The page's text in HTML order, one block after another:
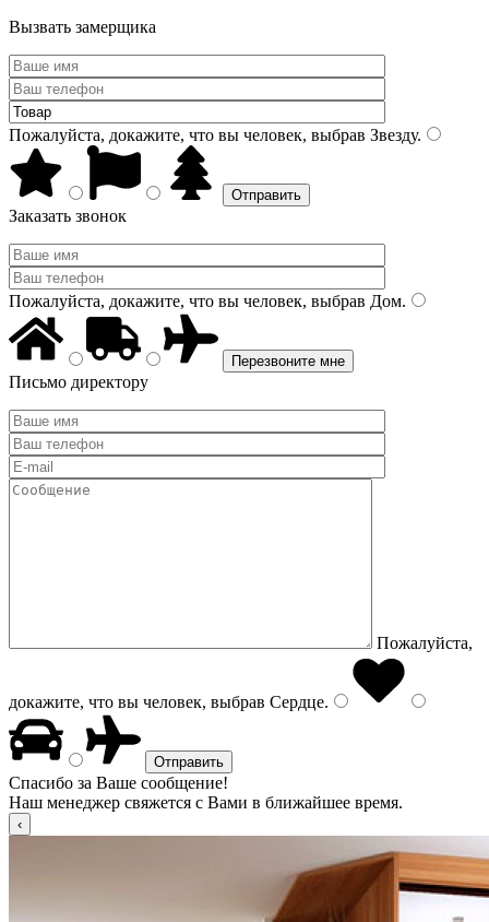
Вызвать замерщика
Пожалуйста, докажите, что вы человек, выбрав Звезду.
Заказать звонок
Пожалуйста, докажите, что вы человек, выбрав Дом.
Письмо директору
Пожалуйста,
докажите, что вы человек, выбрав Сердце.
Спасибо за Ваше сообщение!
Наш менеджер свяжется с Вами в ближайшее время.